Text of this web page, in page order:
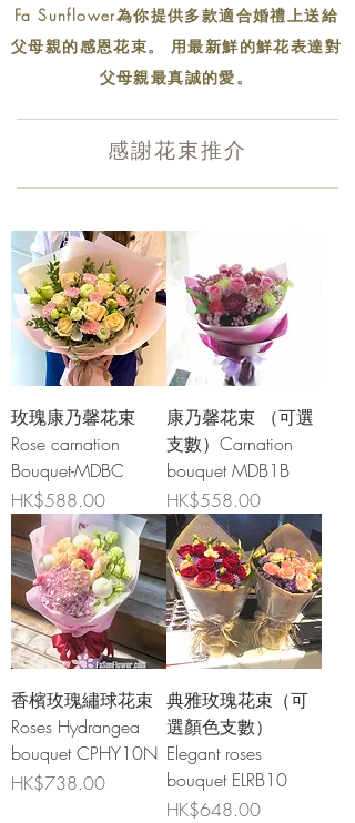
Fa Sunflower為你提供多款適合婚禮上送給
父母親的感恩花束。 用最新鮮的鮮花表達對
父母親最真誠的愛。
感謝花束推介
玫瑰康乃馨花束
Rose carnation
Bouquet-MDBC
價格
HK$588.00
康乃馨花束 （可選
支數）Carnation
bouquet MDB1B
價格
HK$558.00
香檳玫瑰繡球花束
Roses Hydrangea
bouquet CPHY10N
價格
HK$738.00
典雅玫瑰花束（可
選顏色支數）
Elegant roses
bouquet ELRB10
價格
HK$648.00